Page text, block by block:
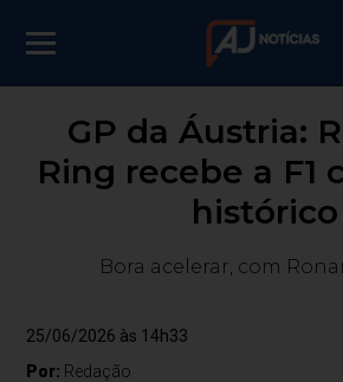
GP da Áustria:
Ring recebe a F1
histórico
Bora acelerar, com
25/06/2026 às 14h33
Por: Redação